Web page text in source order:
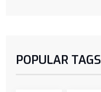
POPULAR TAGS